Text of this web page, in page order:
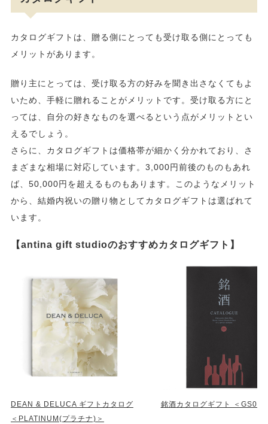
カタログギフトは、贈る側にとっても受け取る側にとっても
メリットがあります。
贈り主にとっては、受け取る方の好みを聞き出さなくてもよ
いため、手軽に贈れることがメリットです。受け取る方にと
っては、自分の好きなものを選べるという点がメリットとい
えるでしょう。
さらに、カタログギフトは価格帯が細かく分かれており、さ
まざまな相場に対応しています。3,000円前後のものもあれ
ば、50,000円を超えるものもあります。このようなメリット
から、結婚内祝いの贈り物としてカタログギフトは選ばれて
います。
【antina gift studioのおすすめカタログギフト】
DEAN & DELUCA ギフトカタログ
＜PLATINUM(プラチナ)＞
銘酒カタログギフト ＜GS03